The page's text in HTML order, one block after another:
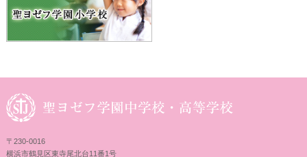
〒230-0016
横浜市鶴見区東寺尾北台11番1号